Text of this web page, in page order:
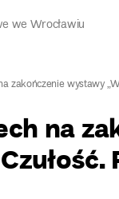
we Wrocławiu
zakończenie wystawy
na